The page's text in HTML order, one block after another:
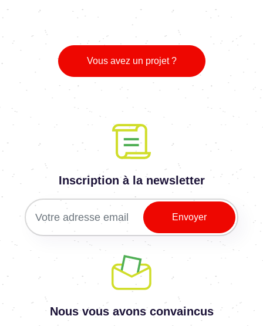
Vous avez un projet ?
Inscription à la newsletter
Nous vous avons convaincus